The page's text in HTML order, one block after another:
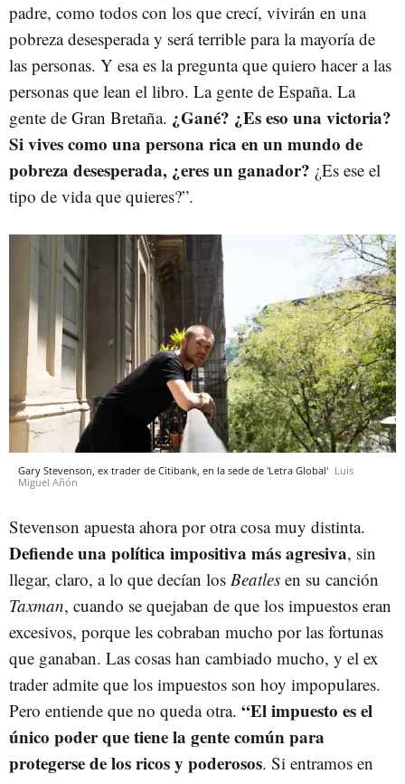
padre, como todos con los que crecí, vivirán en una
pobreza desesperada y será terrible para la mayoría de
las personas. Y esa es la pregunta que quiero hacer a las
personas que lean el libro. La gente de España. La
gente de Gran Bretaña. ¿Gané? ¿Es eso una victoria?
Si vives como una persona rica en un mundo de
pobreza desesperada, ¿eres un ganador? ¿Es ese el
tipo de vida que quieres?”.
Gary Stevenson, ex trader de Citibank, en la sede de 'Letra Global' Luis
Miguel Añón
Stevenson apuesta ahora por otra cosa muy distinta.
Defiende una política impositiva más agresiva, sin
llegar, claro, a lo que decían los Beatles en su canción
Taxman, cuando se quejaban de que los impuestos eran
excesivos, porque les cobraban mucho por las fortunas
que ganaban. Las cosas han cambiado mucho, y el ex
trader admite que los impuestos son hoy impopulares.
Pero entiende que no queda otra. “El impuesto es el
único poder que tiene la gente común para
protegerse de los ricos y poderosos. Si entramos en